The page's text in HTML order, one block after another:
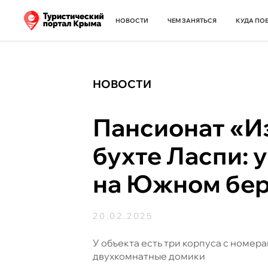
НОВОСТИ ЧЕМ ЗАНЯТЬСЯ КУДА
НОВОСТИ
Пансионат
бухте Ласпи:
на Южном
20.02.2025
У объекта есть три корпуса с
двухкомнатные домики